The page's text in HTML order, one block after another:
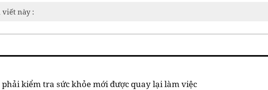
viết này :
kiểm tra sức khỏe mới được quay lại làm việc